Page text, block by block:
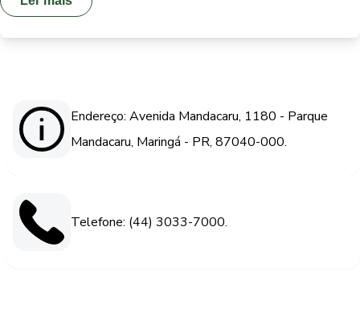
Endereço: Avenida Mandacaru, 1180 - Parque
Mandacaru, Maringá - PR, 87040-000.
Telefone: (44) 3033-7000.